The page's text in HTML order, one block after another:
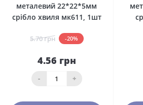
металевий 22*22*5мм
срібло хвиля мк611, 1шт
5.70 грн -20%
4.56 грн
- +